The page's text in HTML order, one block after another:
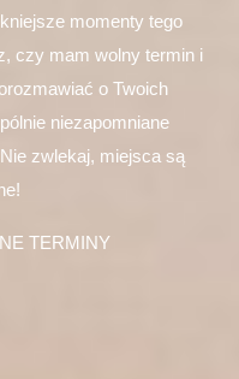
momenty tego
czy mam wolny termin i
o Twoich
niezapomniane
zwlekaj, miejsca są
TERMINY